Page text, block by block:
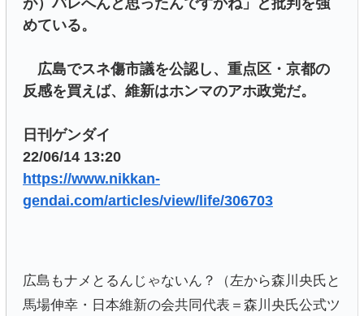
が）バレへんと思ったんですかね」と批判を強
めている。
広島でスネ傷市議を公認し、重点区・京都の
反感を買えば、維新はホンマのアホ政党だ。
日刊ゲンダイ
22/06/14 13:20
https://www.nikkan-
gendai.com/articles/view/life/306703
広島もナメとるんじゃないん？（左から森川央氏と
馬場伸幸・日本維新の会共同代表＝森川央氏公式ツ